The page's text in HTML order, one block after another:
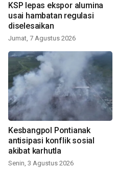
KSP lepas ekspor alumina
usai hambatan regulasi
diselesaikan
Jumat, 7 Agustus 2026
Kesbangpol Pontianak
antisipasi konflik sosial
akibat karhutla
Senin, 3 Agustus 2026